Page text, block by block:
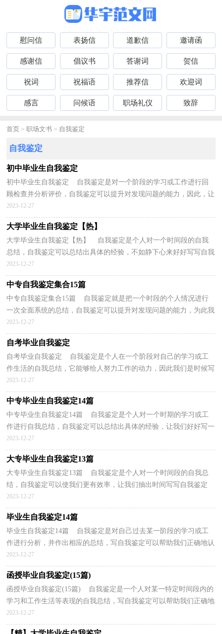
慰问信 表扬信 道歉信 邀请函
感谢信 倡议书 答谢词 贺信
祝词 祝福语 推荐信 欢迎词
感言 问候语 职场礼仪 致辞
首页 > 职场文书 > 自我鉴定
自我鉴定
初中毕业生自我鉴定
初中毕业生自我鉴定 自我鉴定是对一个阶段的学习或工作进行回
顾检查并分析评价，自我鉴定可以提升对发现问题的能力，因此，让
我们写一份自我鉴定吧。你所见过的自我鉴定应该是...
2023-12-27
大学毕业生自我鉴定【热】
大学毕业生自我鉴定【热】 自我鉴定是个人对一个时间段的自我
总结，自我鉴定可以总结出具体的经验，不如静下心来好好写写自我
鉴定吧。我们该怎么去写自我鉴定呢？以下是小编为...
2023-12-27
中专自我鉴定集合15篇
中专自我鉴定集合15篇 自我鉴定就是把一个时段的个人情况进行
一次全面系统的总结，自我鉴定可以提升对发现问题的能力，为此我
们要做好总结，写好自我鉴定。那么自我鉴定应该包...
2023-12-27
自考毕业自我鉴定
自考毕业自我鉴定 自我鉴定是个人在一个阶段对自己的学习或工
作生活的自我总结，它能够给人努力工作的动力，因此我们是时候写
一份自我鉴定了。你所见过的自我鉴定应该是什么...
2023-12-27
中专毕业生自我鉴定14篇
中专毕业生自我鉴定14篇 自我鉴定是个人对一个时期的学习或工
作进行自我总结，自我鉴定可以总结出具体的经验，让我们好好写一
份自我鉴定总结一下吧。自我鉴定一般是怎么写的...
2023-12-27
大专毕业生自我鉴定13篇
大专毕业生自我鉴定13篇 自我鉴定是个人对一个时间段的自我总
结，自我鉴定可以使我们更有效率，让我们抽出时间写写自我鉴定
吧。我们该怎么去写自我鉴定呢？以下是小编为大家收...
2023-12-27
毕业生自我鉴定14篇
毕业生自我鉴定14篇 自我鉴定是对自己过去某一阶段的学习或工
作进行分析，并作出相应的总结，写自我鉴定可以帮助我们正确地认
识自我，让我们一起认真地写一份自我鉴定吧。那么...
2023-12-27
函授毕业自我鉴定(15篇)
函授毕业自我鉴定(15篇) 自我鉴定是一个人对某一特定时间段内的
学习和工作生活等表现的自我总结，写自我鉴定可以帮助我们正确地
认识自我，因此我们是时候回头做好总结。我们...
2023-12-27